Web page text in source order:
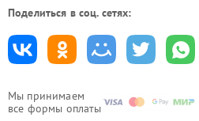
Мы принимаем
все формы оплаты
Поделиться в соц. сетях: